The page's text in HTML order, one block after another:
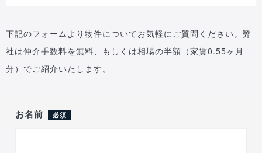
下記のフォームより物件についてお気軽にご質問ください。弊
社は仲介手数料を無料、もしくは相場の半額（家賃0.55ヶ月
分）でご紹介いたします。
お名前 必須